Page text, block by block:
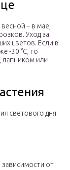
– в мае,
Уход за
цветов. Если в
-30 °С, то
лапником или
светового дня
от